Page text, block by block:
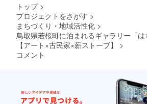
トップ >
プロジェクトをさがす >
まちづくり・地域活性化 >
鳥取県若桜町に泊まれるギャラリー「
【アート×古民家×薪ストーブ】
>
コメント